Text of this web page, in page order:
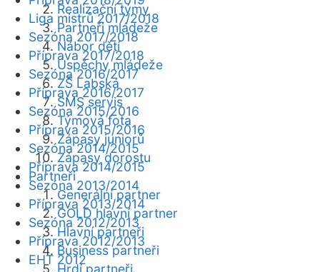
Realizační týmy
Partneři mládeže
Nábor dětí
Úspěchy mládeže
ZŠ Labská
SMS servis
Týmová fota
Zápasy juniorů
Zápasy dorostu
Partneři
Generální partner
GOLD hlavní partner
Hlavní partneři
Business partneři
Hrdí partneři
Liga mistrů 2017/2018
Sezóna 2017/2018
Příprava 2017/2018
Sezóna 2016/2017
Příprava 2016/2017
Sezóna 2015/2016
Příprava 2015/2016
Sezóna 2014/2015
Příprava 2014/2015
Sezóna 2013/2014
Příprava 2013/2014
Sezóna 2012/2013
Příprava 2012/2013
EHT 2012